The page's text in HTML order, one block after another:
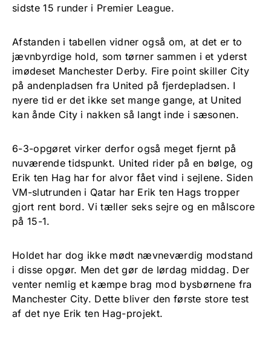
sidste 15 runder i Premier League.
Afstanden i tabellen vidner også om, at det er to
jævnbyrdige hold, som tørner sammen i et yderst
imødeset Manchester Derby. Fire point skiller City
på andenpladsen fra United på fjerdepladsen. I
nyere tid er det ikke set mange gange, at United
kan ånde City i nakken så langt inde i sæsonen.
6-3-opgøret virker derfor også meget fjernt på
nuværende tidspunkt. United rider på en bølge, og
Erik ten Hag har for alvor fået vind i sejlene. Siden
VM-slutrunden i Qatar har Erik ten Hags tropper
gjort rent bord. Vi tæller seks sejre og en målscore
på 15-1.
Holdet har dog ikke mødt nævneværdig modstand
i disse opgør. Men det gør de lørdag middag. Der
venter nemlig et kæmpe brag mod bysbørnene fra
Manchester City. Dette bliver den første store test
af det nye Erik ten Hag-projekt.